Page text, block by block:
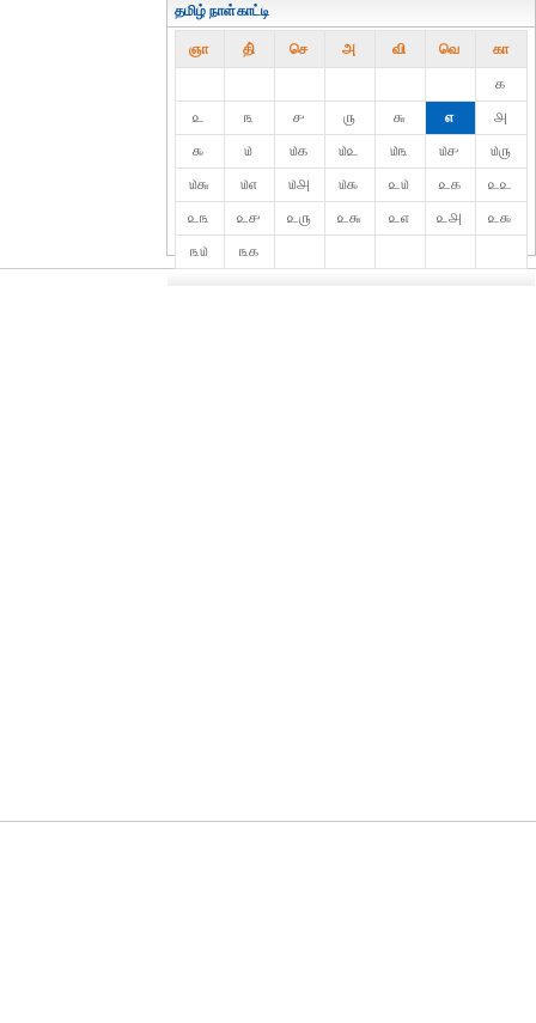
தமிழ் நாள்காட்டி
ஞா தி் செ அ வி வெ கா
௧
௨
௩ ௪ ௫ ௬ ௭
௮
௯
௰ ௰௧ ௰௨ ௰௩ ௰௪
௰௫
௰௬
௰௭ ௰௮ ௰௯ ௨௰ ௨௧
௨௨
௨௩
௨௪ ௨௫ ௨௬ ௨௭ ௨௮
௨௯
௩௰
௩௧